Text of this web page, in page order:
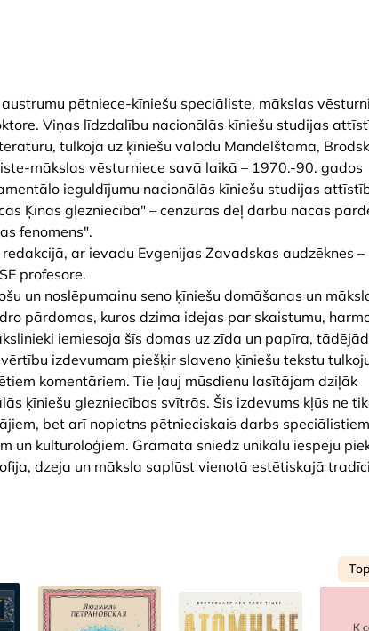
pētniece-kīniešu speciāliste, mākslas
Viņas līdzdalību nacionālās kīniešu studijas
tulkoja uz ķīniešu valodu Mandelštama,
mākslas vēsturniece savā laikā – 1970.-90. gados
ieguldījumu nacionālās kīniešu studijas
Ķīnas glezniecībā" – cenzūras dēļ darbu nācās
fenomens".
ar ievadu Evgenijas Zavadskas audzēknes –
profesore.
un noslēpumainu seno ķīniešu domāšanas un
pārdomas, kuros dzima idejas par skaistumu,
iemiesoja šīs domas uz zīda un papīra,
izdevumam piešķir slaveno ķīniešu tekstu
komentāriem. Tie ļauj mūsdienu lasītājam dziļāk
ķīniešu glezniecības svītrās. Šis izdevums kļūs ne
bet arī nopietns pētnieciskais darbs
un kulturoloģiem. Grāmata sniedz unikālu iespēju
dzeja un māksla saplūst vienotā estētiskajā